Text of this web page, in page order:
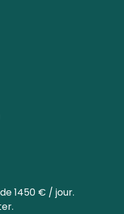
1450 € / jour.